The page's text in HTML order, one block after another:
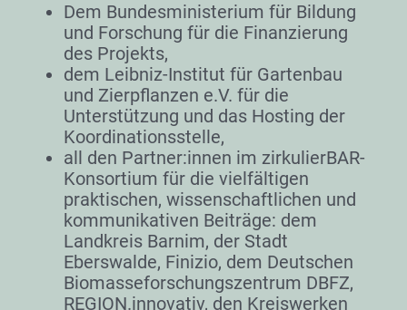
Dem Bundesministerium für Bildung
und Forschung für die Finanzierung
des Projekts,
dem Leibniz-Institut für Gartenbau
und Zierpflanzen e.V. für die
Unterstützung und das Hosting der
Koordinationsstelle,
all den Partner:innen im zirkulierBAR-
Konsortium für die vielfältigen
praktischen, wissenschaftlichen und
kommunikativen Beiträge: dem
Landkreis Barnim, der Stadt
Eberswalde, Finizio, dem Deutschen
Biomasseforschungszentrum DBFZ,
REGION.innovativ, den Kreiswerken